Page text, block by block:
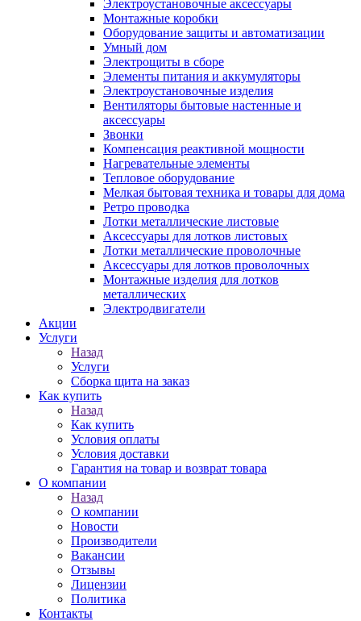
Электроустановочные аксессуары
Монтажные коробки
Оборудование защиты и автоматизации
Умный дом
Электрощиты в сборе
Элементы питания и аккумуляторы
Электроустановочные изделия
Вентиляторы бытовые настенные и
аксессуары
Звонки
Компенсация реактивной мощности
Нагревательные элементы
Тепловое оборудование
Мелкая бытовая техника и товары для дома
Ретро проводка
Лотки металлические листовые
Аксессуары для лотков листовых
Лотки металлические проволочные
Аксессуары для лотков проволочных
Монтажные изделия для лотков
металлических
Электродвигатели
Акции
Услуги
Назад
Услуги
Сборка щита на заказ
Как купить
Назад
Как купить
Условия оплаты
Условия доставки
Гарантия на товар и возврат товара
О компании
Назад
О компании
Новости
Производители
Вакансии
Отзывы
Лицензии
Политика
Контакты